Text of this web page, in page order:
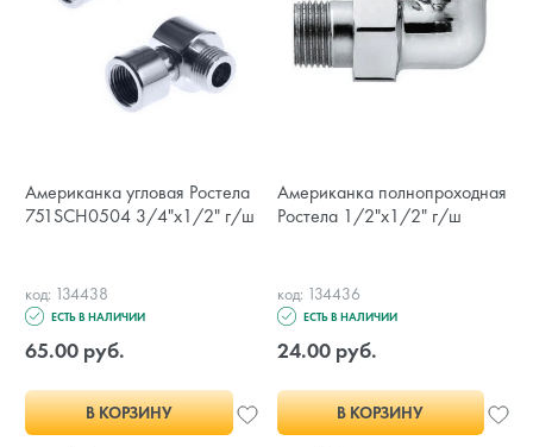
Американка угловая Ростела
751SCH0504 3/4"х1/2" г/ш
код: 134438
ЕСТЬ В НАЛИЧИИ
65.00 руб.
В КОРЗИНУ
Американка полнопроходная
Ростела 1/2"х1/2" г/ш
код: 134436
ЕСТЬ В НАЛИЧИИ
24.00 руб.
В КОРЗИНУ